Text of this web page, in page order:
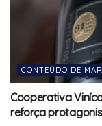
CONTEÚDO DE
Cooperativa
reforça